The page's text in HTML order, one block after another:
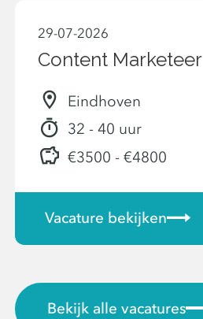
29-07-2026
Content Marketeer
Eindhoven
32 - 40 uur
€3500 - €4800
Vacature bekijken
Bekijk alle vacatures